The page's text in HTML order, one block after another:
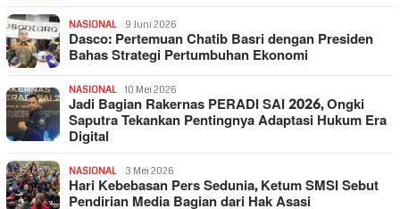
NASIONAL 9 Juni 2026
Dasco: Pertemuan Chatib Basri dengan Presiden
Bahas Strategi Pertumbuhan Ekonomi
NASIONAL 10 Mei 2026
Jadi Bagian Rakernas PERADI SAI 2026, Ongki
Saputra Tekankan Pentingnya Adaptasi Hukum Era
Digital
NASIONAL 3 Mei 2026
Hari Kebebasan Pers Sedunia, Ketum SMSI Sebut
Pendirian Media Bagian dari Hak Asasi